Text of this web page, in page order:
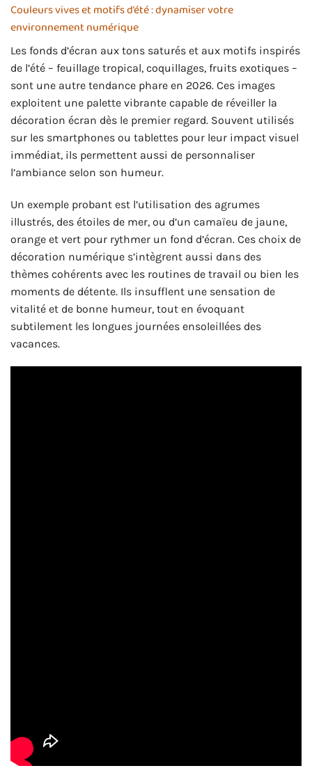
Couleurs vives et motifs d’été : dynamiser votre
environnement numérique
Les fonds d’écran aux tons saturés et aux motifs inspirés
de l’été – feuillage tropical, coquillages, fruits exotiques –
sont une autre tendance phare en 2026. Ces images
exploitent une palette vibrante capable de réveiller la
décoration écran dès le premier regard. Souvent utilisés
sur les smartphones ou tablettes pour leur impact visuel
immédiat, ils permettent aussi de personnaliser
l’ambiance selon son humeur.
Un exemple probant est l’utilisation des agrumes
illustrés, des étoiles de mer, ou d’un camaïeu de jaune,
orange et vert pour rythmer un fond d’écran. Ces choix de
décoration numérique s’intègrent aussi dans des
thèmes cohérents avec les routines de travail ou bien les
moments de détente. Ils insufflent une sensation de
vitalité et de bonne humeur, tout en évoquant
subtilement les longues journées ensoleillées des
vacances.